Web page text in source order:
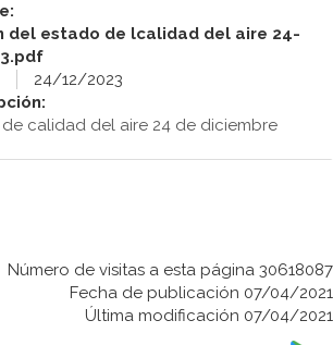
del estado de lcalidad del aire 24-
24/12/2023
calidad del aire 24 de diciembre
Número de visitas a esta página 30618087
Fecha de publicación 07/04/2021
Última modificación 07/04/2021